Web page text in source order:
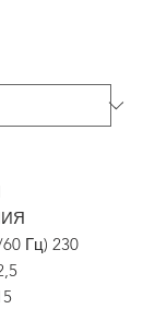
Гц) 230